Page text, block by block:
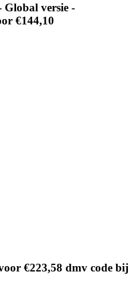
versie -
€144,10
€223,58 dmv code bij